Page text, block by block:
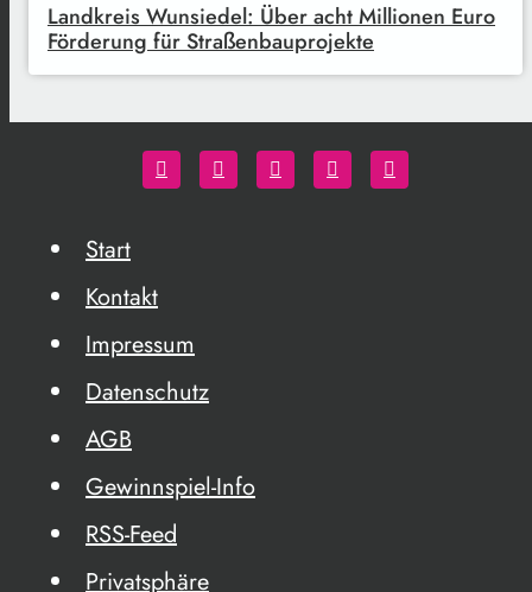
Landkreis Wunsiedel: Über acht Millionen Euro
Förderung für Straßenbauprojekte
Start
Kontakt
Impressum
Datenschutz
AGB
Gewinnspiel-Info
RSS-Feed
Privatsphäre